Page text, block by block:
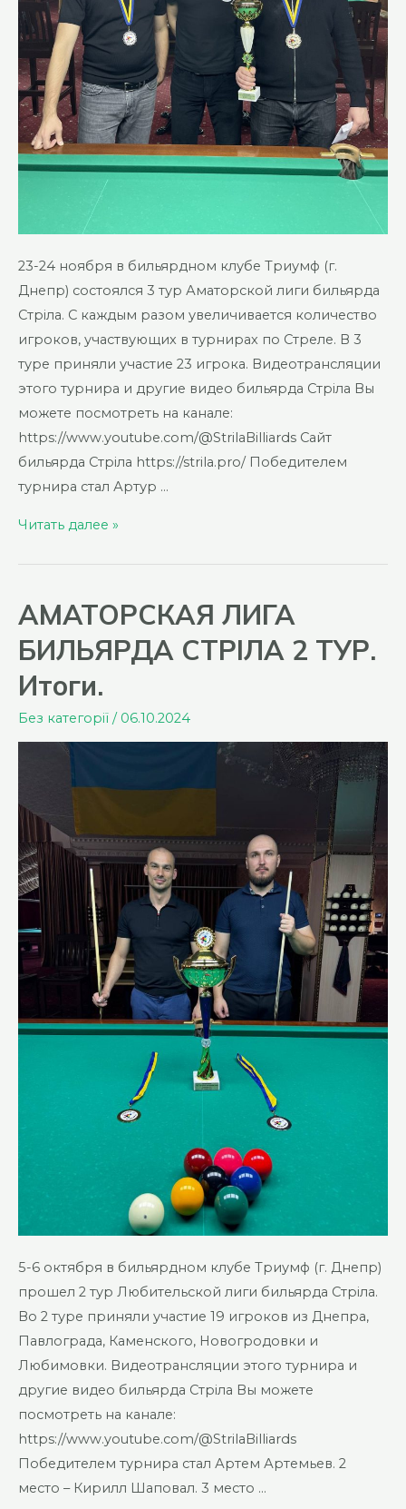
23-24 ноября в бильярдном клубе Триумф (г.
Днепр) состоялся 3 тур Аматорской лиги бильярда
Стріла. С каждым разом увеличивается количество
игроков, участвующих в турнирах по Стреле. В 3
туре приняли участие 23 игрока. Видеотрансляции
этого турнира и другие видео бильярда Стріла Вы
можете посмотреть на канале:
https://www.youtube.com/@StrilaBilliards Сайт
бильярда Стріла https://strila.pro/ Победителем
турнира стал Артур …
АМАТОРСКАЯ
3
ТУР.
Читать далее »
АМАТОРСКАЯ ЛИГА
БИЛЬЯРДА СТРІЛА 2 ТУР.
Итоги.
Без категорії / 06.10.2024
5-6 октября в бильярдном клубе Триумф (г. Днепр)
прошел 2 тур Любительской лиги бильярда Стріла.
Во 2 туре приняли участие 19 игроков из Днепра,
Павлограда, Каменского, Новогродовки и
Любимовки. Видеотрансляции этого турнира и
другие видео бильярда Стріла Вы можете
посмотреть на канале:
https://www.youtube.com/@StrilaBilliards
Победителем турнира стал Артем Артемьев. 2
место – Кирилл Шаповал. 3 место …